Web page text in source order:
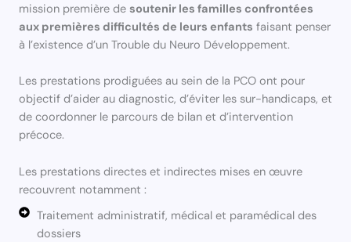
mission première de soutenir les familles confrontées
aux premières difficultés de leurs enfants faisant penser
à l’existence d’un Trouble du Neuro Développement.
Les prestations prodiguées au sein de la PCO ont pour
objectif d’aider au diagnostic, d’éviter les sur-handicaps, et
de coordonner le parcours de bilan et d’intervention
précoce.
Les prestations directes et indirectes mises en œuvre
recouvrent notamment :
Traitement administratif, médical et paramédical des
dossiers